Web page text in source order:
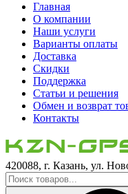
Главная
О компании
Наши услуги
Варианты оплаты
Доставка
Скидки
Поддержка
Статьи и решения
Обмен и возврат
Контакты
420088, г. Казань, ул.